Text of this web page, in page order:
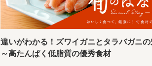
違いがわかる！ズワイガニとタラバガニの
～高たんぱく低脂質の優秀食材